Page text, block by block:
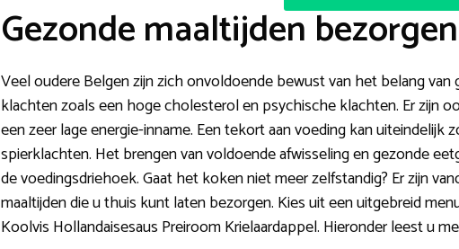
Gezonde maaltijden
Veel oudere Belgen zijn zich onvoldoende bewust van het belang
klachten zoals een hoge cholesterol en psychische klachten. Er zijn
een zeer lage energie-inname. Een tekort aan voeding kan
spierklachten. Het brengen van voldoende afwisseling en gezonde
de voedingsdriehoek. Gaat het koken niet meer zelfstandig? Er zijn
maaltijden die u thuis kunt laten bezorgen. Kies uit een uitgebreid
Koolvis Hollandaisesaus Preiroom Krielaardappel. Hieronder leest u